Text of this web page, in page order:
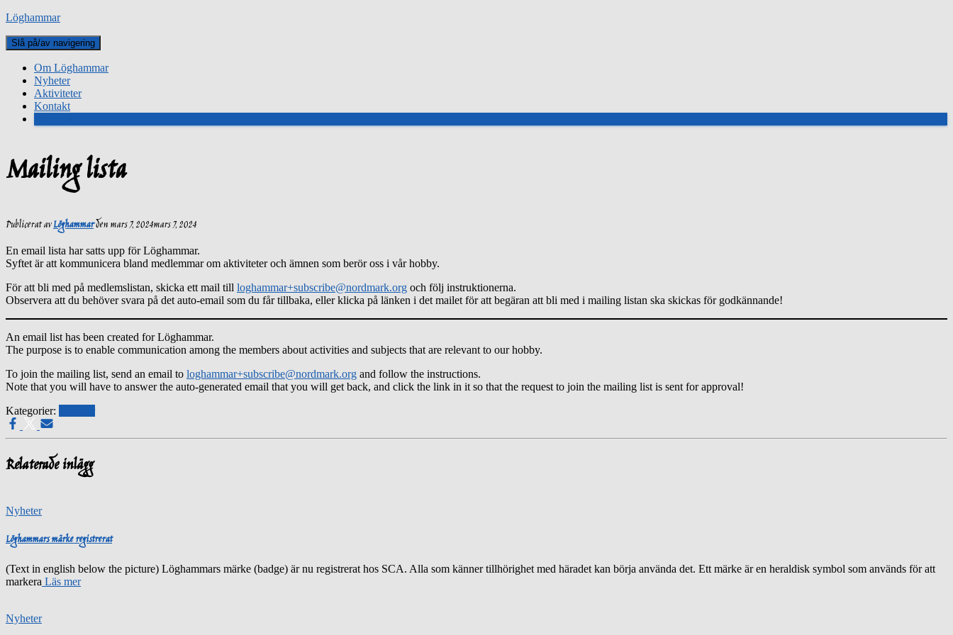
Löghammar
Slå på/av navigering
Om Löghammar
Nyheter
Aktiviteter
Kontakt
Mailing lista
Publicerat avLöghammardenmars 7, 2024mars 7, 2024
En email lista har satts upp för Löghammar.
Syftet är att kommunicera bland medlemmar om aktiviteter och ämnen som berör oss i vår hobby.
För att bli med på medlemslistan, skicka ett mail till loghammar+subscribe@nordmark.org och följ instruktionerna.
Observera att du behöver svara på det auto-email som du får tillbaka, eller klicka på länken i det mailet för att begäran att bli med i mailing listan ska skickas för godkännande!
An email list has been created for Löghammar.
The purpose is to enable communication among the members about activities and subjects that are relevant to our hobby.
To join the mailing list, send an email to loghammar+subscribe@nordmark.org and follow the instructions.
Note that you will have to answer the auto-generated email that you will get back, and click the link in it so that the request to join the mailing list is sent for approval!
Kategorier:
Relaterade inlägg
Nyheter
Löghammars märke registrerat
(Text in english below the picture) Löghammars märke (badge) är nu registrerat hos SCA. Alla som känner tillhörighet med häradet kan börja använda det. Ett märke är en heraldisk symbol som används för att
markera Läs mer
Nyheter